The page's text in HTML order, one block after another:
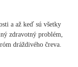
a až keď sú všetky
zdravotný problém,
dráždivého čreva.